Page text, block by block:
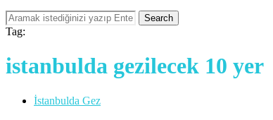
Search
Tag:
istanbulda gezilecek 10 yer
İstanbulda Gez